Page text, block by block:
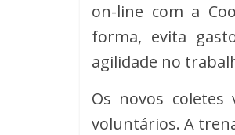
on-line com a
forma, evita
agilidade no
Os novos coletes
voluntários. A